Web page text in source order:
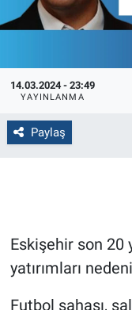
14.03.2024 - 23:49
YAYINLANMA
Paylaş
Eskişehir son 20
yatırımları
Futbol sahası,
Kütahya
Genel
Çevre
Bilim ve